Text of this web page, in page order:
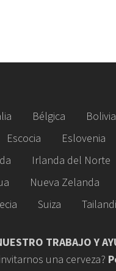
Bélgica Bolivia
Escocia Eslovenia
Irlanda del Norte
Nueva Zelanda
Suiza
TRABAJO Y
una cerveza?